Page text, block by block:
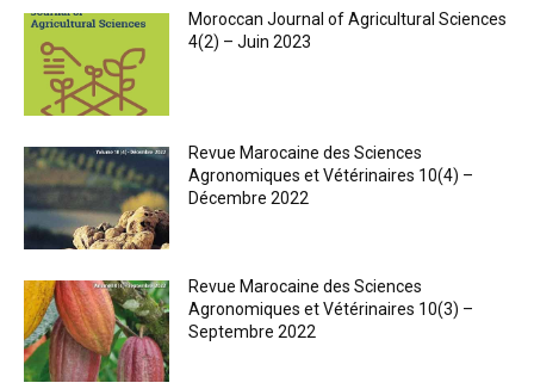
Moroccan Journal of Agricultural Sciences
4(2) – Juin 2023
Revue Marocaine des Sciences
Agronomiques et Vétérinaires 10(4) –
Décembre 2022
Revue Marocaine des Sciences
Agronomiques et Vétérinaires 10(3) –
Septembre 2022